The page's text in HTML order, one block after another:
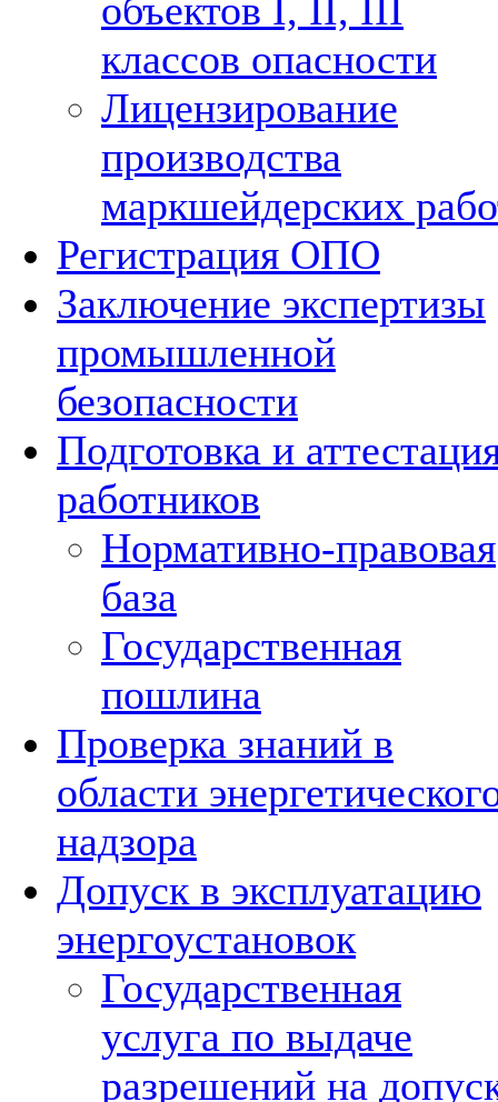
объектов I, II, III
классов опасности
Лицензирование
производства
маркшейдерских
Регистрация ОПО
Заключение экспертизы
промышленной
безопасности
Подготовка и
работников
Нормативно-правовая
база
Государственная
пошлина
Проверка знаний в
области
надзора
Допуск в эксплуатацию
энергоустановок
Государственная
услуга по выдаче
разрешений на